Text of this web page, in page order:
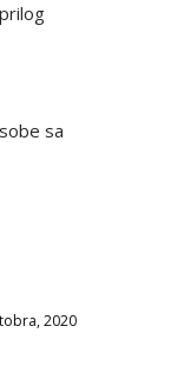
sa
2020